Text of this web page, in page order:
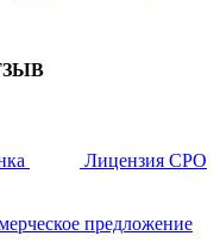
Лицензия СРО
предложение